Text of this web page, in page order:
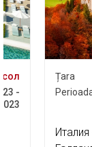
-
Țara